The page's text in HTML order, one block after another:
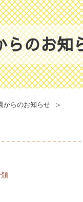
園での
年間行
らのお知
からのお知らせ